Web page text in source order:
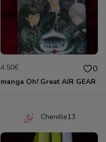
4.50€ 0
manga Oh! Great AIR GEAR
Chenille13